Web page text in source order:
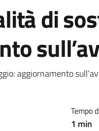
di
aggiornamento
Tempo
1 min